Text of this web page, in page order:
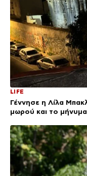
LIFE
Γέννησε η Λίλα
μωρού και το